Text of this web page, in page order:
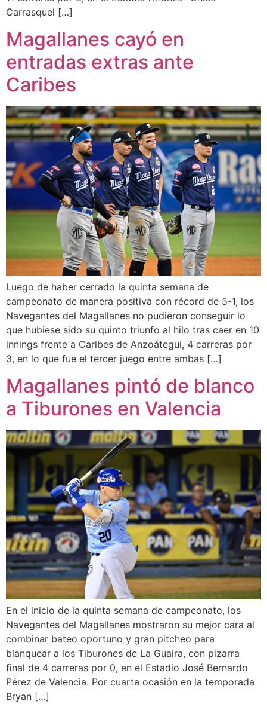
Carrasquel […]
Magallanes cayó en
entradas extras ante
Caribes
Luego de haber cerrado la quinta semana de
campeonato de manera positiva con récord de 5-1, los
Navegantes del Magallanes no pudieron conseguir lo
que hubiese sido su quinto triunfo al hilo tras caer en 10
innings frente a Caribes de Anzoátegui, 4 carreras por
3, en lo que fue el tercer juego entre ambas […]
Magallanes pintó de blanco
a Tiburones en Valencia
En el inicio de la quinta semana de campeonato, los
Navegantes del Magallanes mostraron su mejor cara al
combinar bateo oportuno y gran pitcheo para
blanquear a los Tiburones de La Guaira, con pizarra
final de 4 carreras por 0, en el Estadio José Bernardo
Pérez de Valencia. Por cuarta ocasión en la temporada
Bryan […]